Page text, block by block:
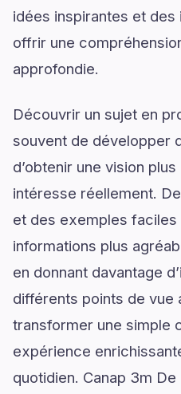
idées inspirantes et
offrir une
approfondie.
Découvrir un sujet en
souvent de développer
d’obtenir une vision
intéresse réellement.
et des exemples faciles
informations plus
en donnant davantage
différents points de vue
transformer une simple
expérience
quotidien. Canap 3m